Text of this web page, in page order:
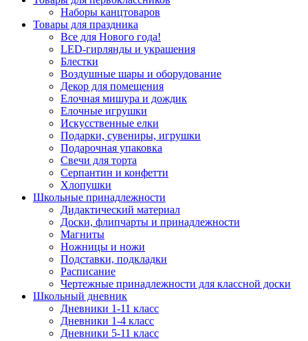
Наборы канцтоваров
Товары для праздника
Все для Нового года!
LED-гирлянды и украшения
Блестки
Воздушные шары и оборудование
Декор для помещения
Елочная мишура и дождик
Елочные игрушки
Искусственные елки
Подарки, сувениры, игрушки
Подарочная упаковка
Свечи для торта
Серпантин и конфетти
Хлопушки
Школьные принадлежности
Дидактический материал
Доски, флипчарты и принадлежности
Магниты
Ножницы и ножи
Подставки, подкладки
Расписание
Чертежные принадлежности для классной доски
Школьный дневник
Дневники 1-11 класс
Дневники 1-4 класс
Дневники 5-11 класс